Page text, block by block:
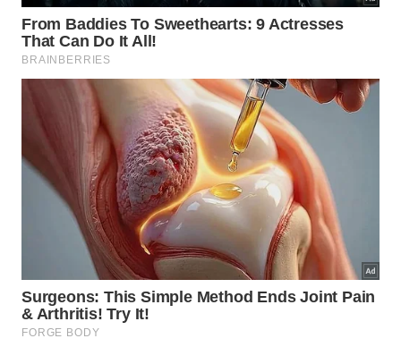
imperfeições do vidro trazendo de volta obrilhoe
atransparência originais.